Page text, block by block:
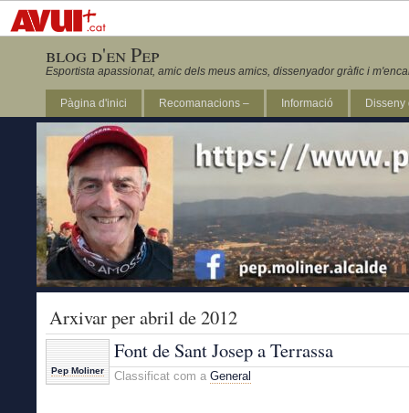
blog d'en Pep
Esportista apassionat, amic dels meus amics, dissenyador gràfic i
Pàgina d'inici Recomanacions – Informació
Revista Marathon 295
Arxivar per abril de 2012
Pep Moliner
Font de Sant Josep a Terrassa
Classificat com a General